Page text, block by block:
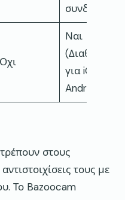
συνδρομή)
Οχι
Ναι
(Διαθέσιμο
για iOS και
Android)
στους
τους με
Το Bazoocam